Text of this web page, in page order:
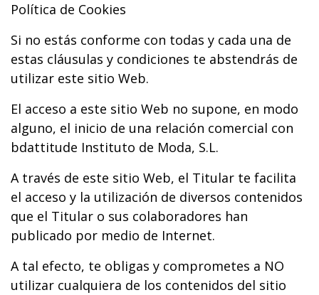
Política de Cookies
Si no estás conforme con todas y cada una de
estas cláusulas y condiciones te abstendrás de
utilizar este sitio Web.
El acceso a este sitio Web no supone, en modo
alguno, el inicio de una relación comercial con
bdattitude Instituto de Moda, S.L.
A través de este sitio Web, el Titular te facilita
el acceso y la utilización de diversos contenidos
que el Titular o sus colaboradores han
publicado por medio de Internet.
A tal efecto, te obligas y comprometes a NO
utilizar cualquiera de los contenidos del sitio